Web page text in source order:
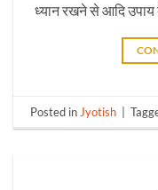
ध्यान रखने से आदि उपाय
Posted in Jyotish